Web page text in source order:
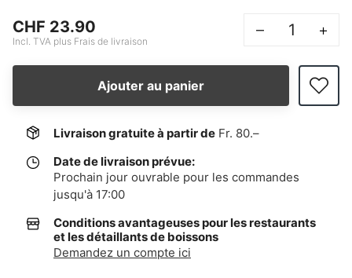
CHF 23.90
Incl. TVA plus Frais de livraison
– +
Ajouter au panier
Livraison gratuite à partir de Fr. 80.–
Date de livraison prévue:
Prochain jour ouvrable pour les commandes
jusqu'à 17:00
Conditions avantageuses pour les restaurants
et les détaillants de boissons
Demandez un compte ici